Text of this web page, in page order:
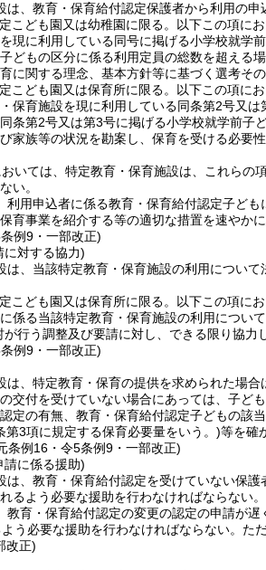
は、教育・保育給付認定保護者から利用の
こども園又は幼稚園に限る。以下この項に
現に利用している同号に掲げる小学校就学
どもの区分に係る利用定員の総数を超える
に関する理念、基本方針等に基づく選考そ
こども園又は保育所に限る。以下この項に
保育施設を現に利用している同条第2号又
条第2号又は第3号に掲げる小学校就学前
家族等の状況を勘案し、保育を受ける必要
いては、特定教育・保育施設は、これら
い。
利用申込者に係る教育・保育給付認定子ど
育事業を紹介する等の適切な措置を速やか
例9・一部改正)
に対する協力)
は、当該特定教育・保育施設の利用につい
こども園又は保育所に限る。以下この項に
係る当該特定教育・保育施設の利用につい
行う調整及び要請に対し、できる限り協力
例9・一部改正)
は、特定教育・保育の提供を求められた場
交付を受けていない場合にあっては、子ど
定の有無、教育・保育給付認定子どもの該
第3項に規定する保育必要量をいう。)等を確
条例16・令5条例9・一部改正)
請に係る援助)
は、教育・保育給付認定を受けていない保
るよう必要な援助を行わなければならない。
教育・保育給付認定の変更の認定の申請が
う必要な援助を行わなければならない。 た
改正)